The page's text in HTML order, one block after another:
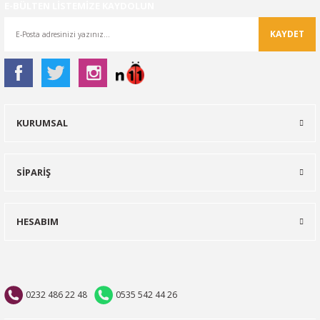
KAYDET
0232 486 22 48 0535 542 44 26
KURUMSAL
SİPARİŞ
HESABIM